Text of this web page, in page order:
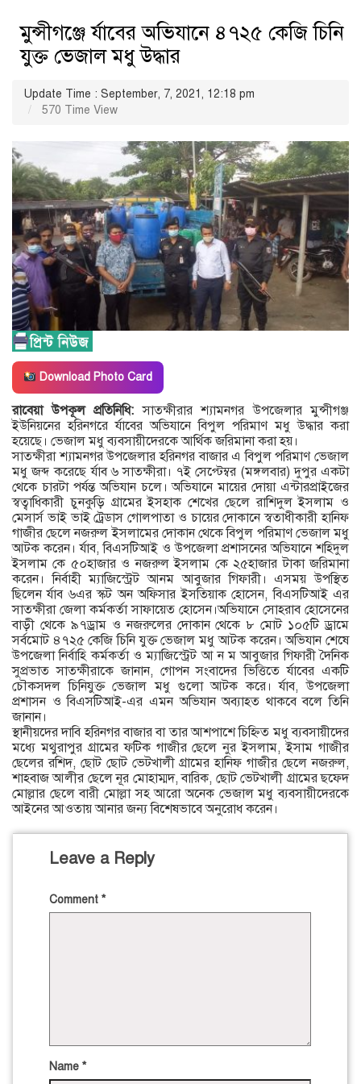
মুন্সীগঞ্জে র্যাবের অভিযানে ৪৭২৫ কেজি চিনি
যুক্ত ভেজাল মধু উদ্ধার
Update Time : September, 7, 2021, 12:18 pm
570 Time View
Download Photo Card
রাবেয়া উপকূল প্রতিনিধি: সাতক্ষীরার শ্যামনগর উপজেলার মুন্সীগঞ্জ
ইউনিয়নের হরিনগরে র্যাবের অভিযানে বিপুল পরিমাণ মধু উদ্ধার করা
হয়েছে। ভেজাল মধু ব্যবসায়ীদেরকে আর্থিক জরিমানা করা হয়।
সাতক্ষীরা শ্যামনগর উপজেলার হরিনগর বাজার এ বিপুল পরিমাণ ভেজাল
মধু জব্দ করেছে র্যাব ৬ সাতক্ষীরা। ৭ই সেপ্টেম্বর (মঙ্গলবার) দুপুর একটা
থেকে চারটা পর্যন্ত অভিযান চলে। অভিযানে মায়ের দোয়া এন্টারপ্রাইজের
স্বত্বাধিকারী চুনকুড়ি গ্রামের ইসহাক শেখের ছেলে রাশিদুল ইসলাম ও
মেসার্স ভাই ভাই ট্রেডাস গোলপাতা ও চায়ের দোকানে স্বতাধীকারী হানিফ
গাজীর ছেলে নজরুল ইসলামের দোকান থেকে বিপুল পরিমাণ ভেজাল মধু
আটক করেন। র্যাব, বিএসটিআই ও উপজেলা প্রশাসনের অভিযানে শহিদুল
ইসলাম কে ৫০হাজার ও নজরুল ইসলাম কে ২৫হাজার টাকা জরিমানা
করেন। নির্বাহী ম্যাজিস্ট্রেট আনম আবুজার গিফারী। এসময় উপস্থিত
ছিলেন র্যাব ৬এর স্কট অন অফিসার ইসতিয়াক হোসেন, বিএসটিআই এর
সাতক্ষীরা জেলা কর্মকর্তা সাফায়েত হোসেন।অভিযানে সোহরাব হোসেনের
বাড়ী থেকে ৯৭ড্রাম ও নজরুলের দোকান থেকে ৮ মোট ১০৫টি ড্রামে
সর্বমোট ৪৭২৫ কেজি চিনি যুক্ত ভেজাল মধু আটক করেন। অভিযান শেষে
উপজেলা নির্বাহি কর্মকর্তা ও ম্যাজিস্ট্রেট আ ন ম আবুজার গিফারী দৈনিক
সুপ্রভাত সাতক্ষীরাকে জানান, গোপন সংবাদের ভিত্তিতে র্যাবের একটি
চৌকসদল চিনিযুক্ত ভেজাল মধু গুলো আটক করে। র্যাব, উপজেলা
প্রশাসন ও বিএসটিআই-এর এমন অভিযান অব্যাহত থাকবে বলে তিনি
জানান।
স্থানীয়দের দাবি হরিনগর বাজার বা তার আশপাশে চিহ্নিত মধু ব্যবসায়ীদের
মধ্যে মথুরাপুর গ্রামের ফটিক গাজীর ছেলে নুর ইসলাম, ইসাম গাজীর
ছেলের রশিদ, ছোট ছোট ভেটখালী গ্রামের হানিফ গাজীর ছেলে নজরুল,
শাহবাজ আলীর ছেলে নূর মোহাম্মদ, বারিক, ছোট ভেটখালী গ্রামের ছফেদ
মোল্লার ছেলে বারী মোল্লা সহ আরো অনেক ভেজাল মধু ব্যবসায়ীদেরকে
আইনের আওতায় আনার জন্য বিশেষভাবে অনুরোধ করেন।
Leave a Reply
Comment *
Name *